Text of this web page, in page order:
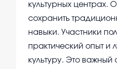
культурных центрах.
сохранить
навыки. Участники
практический опыт и
культуру. Это